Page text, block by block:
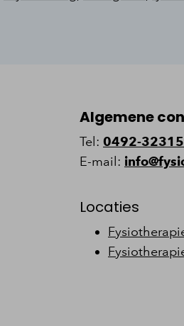
Algemene
Tel: 0492-
E-mail:
Locaties